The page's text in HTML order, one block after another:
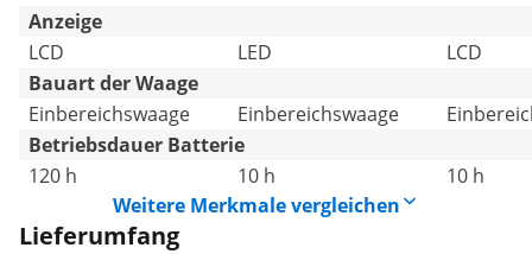
Anzeige
LCD
LED
LCD
Bauart der Waage
Einbereichswaage
Einbereichswaage
Betriebsdauer Batterie
120 h
10 h
10 h
Weitere Merkmale vergleichen
Lieferumfang